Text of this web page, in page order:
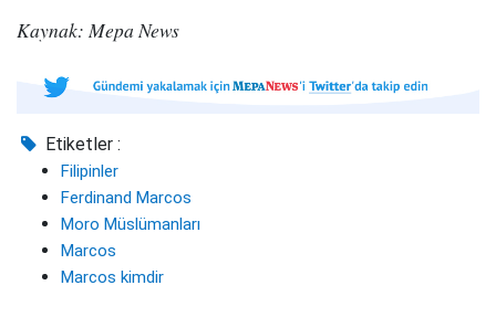
Kaynak: Mepa News
Etiketler :
Filipinler
Ferdinand Marcos
Moro Müslümanları
Marcos
Marcos kimdir